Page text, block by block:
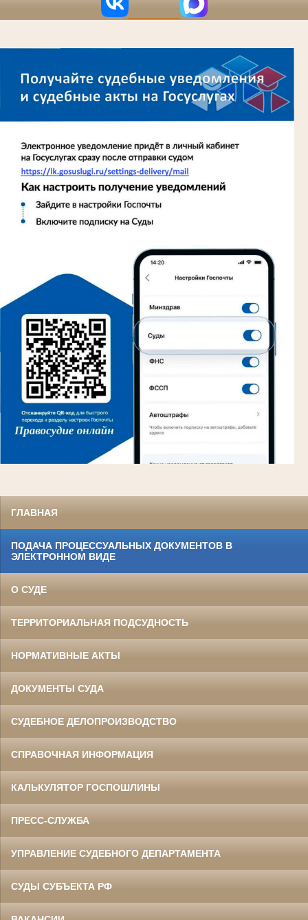
ГЛАВНАЯ
ПОДАЧА ПРОЦЕССУАЛЬНЫХ ДОКУМЕНТОВ В
ЭЛЕКТРОННОМ ВИДЕ
О СУДЕ
ТЕРРИТОРИАЛЬНАЯ ПОДСУДНОСТЬ
НОРМАТИВНЫЕ АКТЫ
ДОКУМЕНТЫ СУДА
СУДЕБНОЕ ДЕЛОПРОИЗВОДСТВО
СПРАВОЧНАЯ ИНФОРМАЦИЯ
КАЛЬКУЛЯТОР ГОСПОШЛИНЫ
ПРЕСС-СЛУЖБА
УПРАВЛЕНИЕ СУДЕБНОГО ДЕПАРТАМЕНТА
СУДЫ СУБЪЕКТА РФ